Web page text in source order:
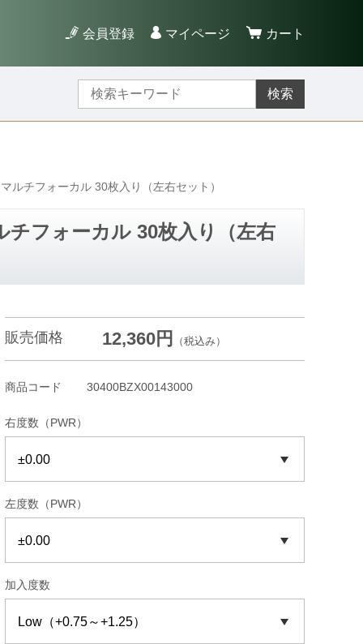
会員登録 マイページ カート
検索
ルチフォーカル 30枚入り（左右セット）
フォーカル 30枚入り（左右
販売価格 12,360円 （税込み）
商品コード 30400BZX00143000
右度数（PWR）
左度数（PWR）
加入度数